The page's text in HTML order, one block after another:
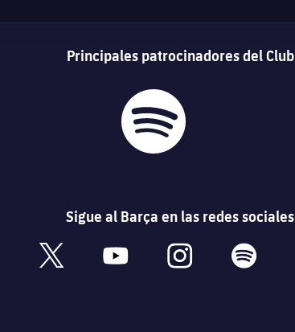
Principales patrocinadores del Club
Sigue al Barça en las redes sociales
x youtube instagram spotify